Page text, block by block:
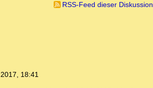
RSS-Feed dieser Diskussion
18:41